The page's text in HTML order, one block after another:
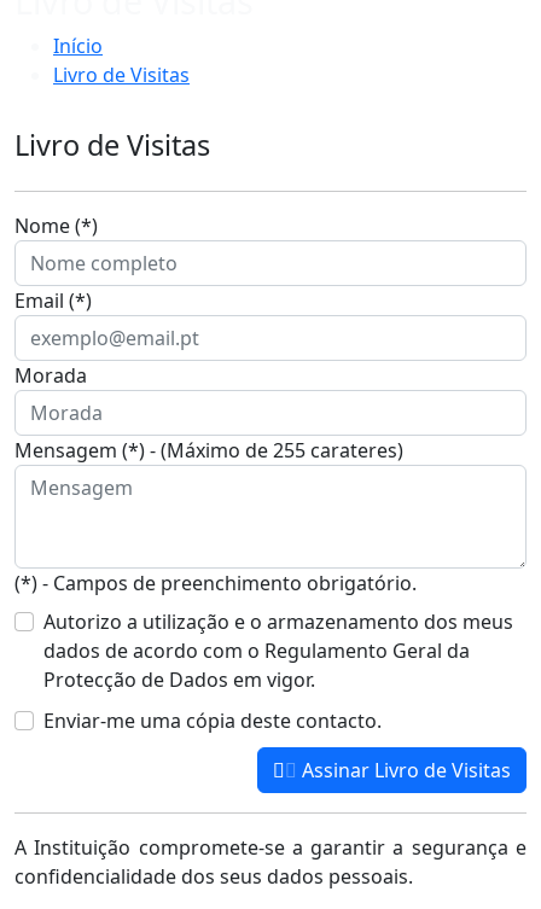
Início
Livro de Visitas
Livro de Visitas
Nome (*)
Email (*)
Morada
Mensagem (*) - (Máximo de 255 carateres)
(*) - Campos de preenchimento obrigatório.
Autorizo a utilização e o armazenamento dos meus
dados de acordo com o Regulamento Geral da
Protecção de Dados em vigor.
Enviar-me uma cópia deste contacto.
Assinar Livro de Visitas
A Instituição compromete-se a garantir a segurança e
confidencialidade dos seus dados pessoais.